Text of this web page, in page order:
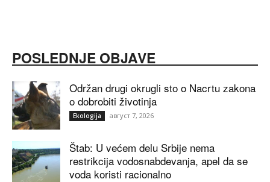
POSLEDNJE OBJAVE
Održan drugi okrugli sto o Nacrtu zakona
o dobrobiti životinja
Ekologija август 7, 2026
Štab: U većem delu Srbije nema
restrikcija vodosnabdevanja, apel da se
voda koristi racionalno